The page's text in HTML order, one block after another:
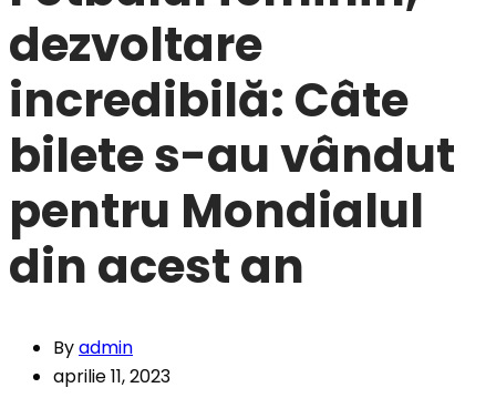
dezvoltare
incredibilă: Câte
bilete s-au vândut
pentru Mondialul
din acest an
Byadmin
aprilie 11, 2023